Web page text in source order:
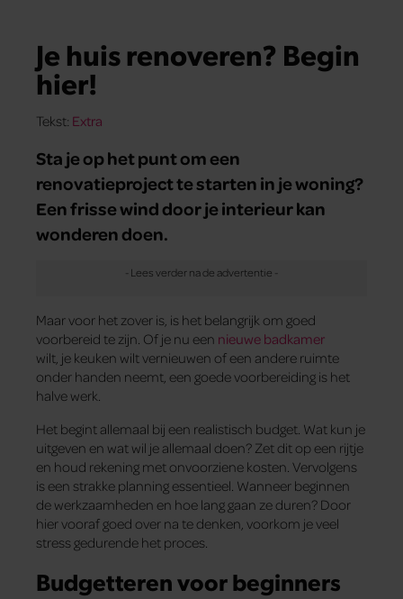
Je huis renoveren? Begin
hier!
Tekst: Extra
Sta je op het punt om een
renovatieproject te starten in je woning?
Een frisse wind door je interieur kan
wonderen doen.
Maar voor het zover is, is het belangrijk om goed
voorbereid te zijn. Of je nu een nieuwe badkamer
wilt, je keuken wilt vernieuwen of een andere ruimte
onder handen neemt, een goede voorbereiding is het
halve werk.
Het begint allemaal bij een realistisch budget. Wat kun je
uitgeven en wat wil je allemaal doen? Zet dit op een rijtje
en houd rekening met onvoorziene kosten. Vervolgens
is een strakke planning essentieel. Wanneer beginnen
de werkzaamheden en hoe lang gaan ze duren? Door
hier vooraf goed over na te denken, voorkom je veel
stress gedurende het proces.
Budgetteren voor beginners